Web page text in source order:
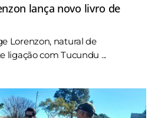
lança novo livro de
Lorenzon, natural de
ligação com Tucundu ...